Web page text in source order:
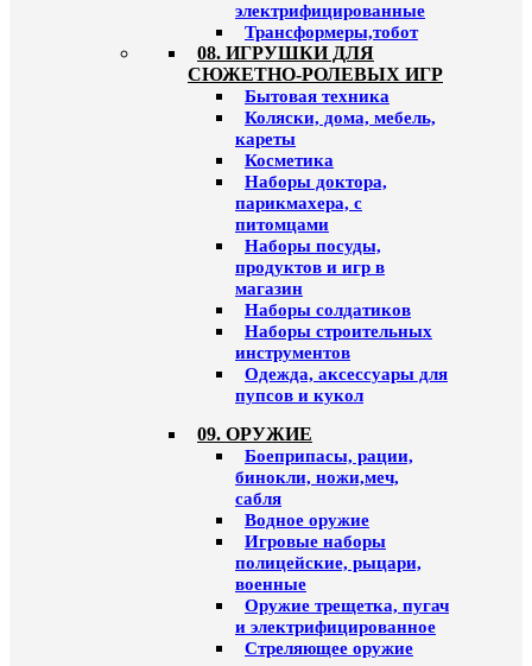
электрифицированные
Трансформеры,тобот
08. ИГРУШКИ ДЛЯ
СЮЖЕТНО-РОЛЕВЫХ ИГР
Бытовая техника
Коляски, дома, мебель,
кареты
Косметика
Наборы доктора,
парикмахера, с
питомцами
Наборы посуды,
продуктов и игр в
магазин
Наборы солдатиков
Наборы строительных
инструментов
Одежда, аксессуары для
пупсов и кукол
09. ОРУЖИЕ
Боеприпасы, рации,
бинокли, ножи,меч,
сабля
Водное оружие
Игровые наборы
полицейские, рыцари,
военные
Оружие трещетка, пугач
и электрифицированное
Стреляющее оружие